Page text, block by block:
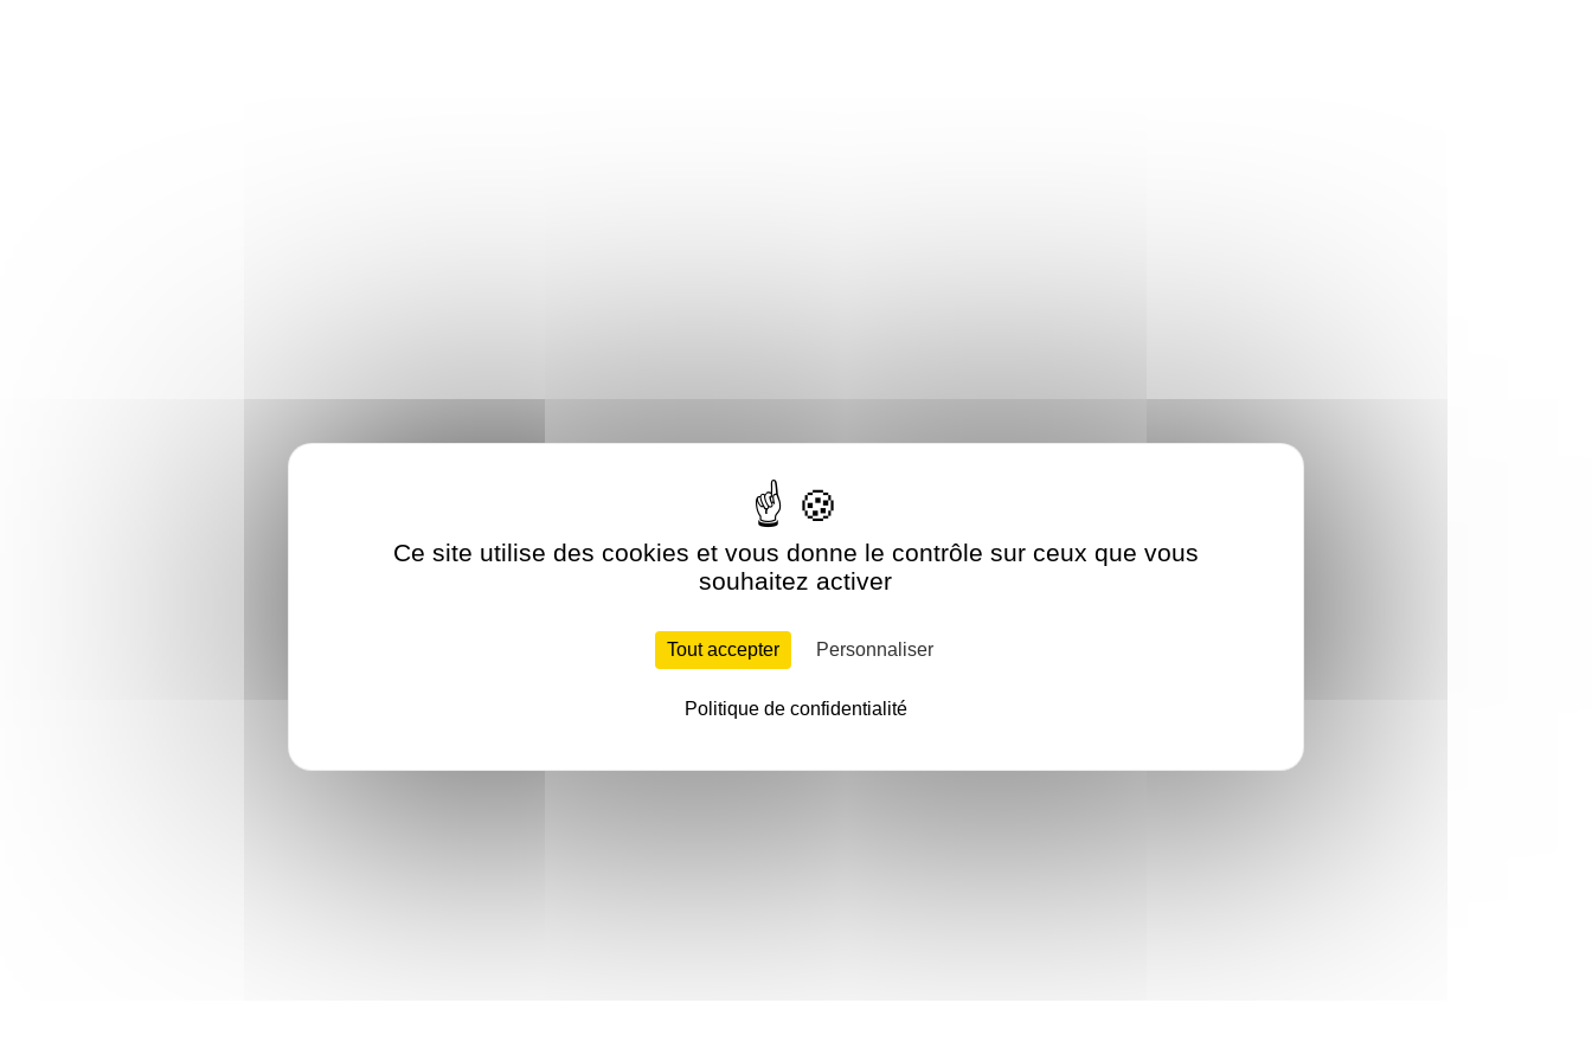
Ce site utilise des cookies et vous donne le contrôle sur ceux que vous
souhaitez activer
Tout accepter Personnaliser
Politique de confidentialité